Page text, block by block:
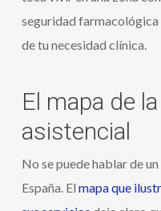
seguridad farmacológica
de tu necesidad clínica.
El mapa de
asistencial
No se puede hablar de
España. El mapa que